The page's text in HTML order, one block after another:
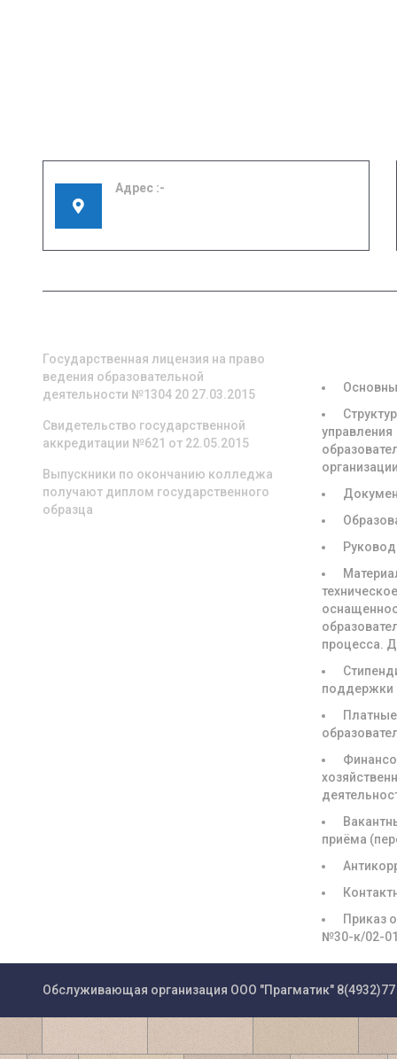
Адрес
Государственная лицензия на право
ведения образовательной
деятельности №1304 20 27.03.2015
Свидетельство государственной
аккредитации №621 от 22.05.2015
Выпускники по окончанию колледжа
получают диплом государственного
образца
управления
процесса.
поддержки
Платные
приёма
Приказ
№30-к/02-
Обслуживающая организация ООО "Прагматик"8(4932)77